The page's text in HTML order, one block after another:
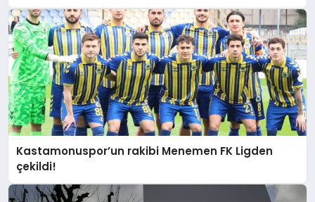
Kastamonuspor’un rakibi Menemen FK Ligden
çekildi!